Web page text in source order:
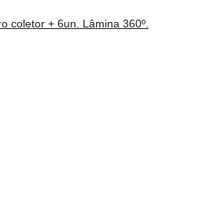
coletor + 6un. Lâmina 360º.